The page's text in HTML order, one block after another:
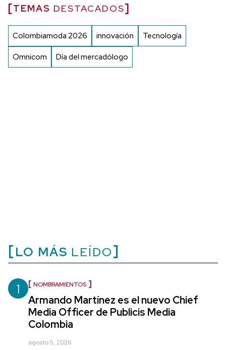
TEMAS DESTACADOS
Colombiamoda 2026 innovación Tecnología
Omnicom Día del mercadólogo
LO MÁS LEÍDO
1 NOMBRAMIENTOS
Armando Martínez es el nuevo Chief
Media Officer de Publicis Media
Colombia
agosto 5, 2026